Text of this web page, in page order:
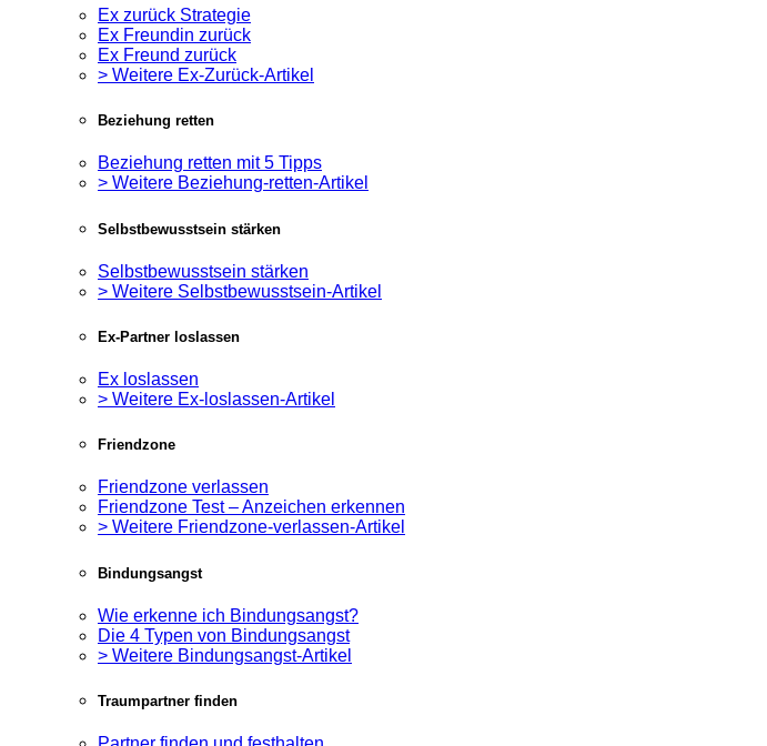
Ex zurück Strategie
Ex Freundin zurück
Ex Freund zurück
> Weitere Ex-Zurück-Artikel
Beziehung retten
Beziehung retten mit 5 Tipps
> Weitere Beziehung-retten-Artikel
Selbstbewusstsein stärken
Selbstbewusstsein stärken
> Weitere Selbstbewusstsein-Artikel
Ex-Partner loslassen
Ex loslassen
> Weitere Ex-loslassen-Artikel
Friendzone
Friendzone verlassen
Friendzone Test – Anzeichen erkennen
> Weitere Friendzone-verlassen-Artikel
Bindungsangst
Wie erkenne ich Bindungsangst?
Die 4 Typen von Bindungsangst
> Weitere Bindungsangst-Artikel
Traumpartner finden